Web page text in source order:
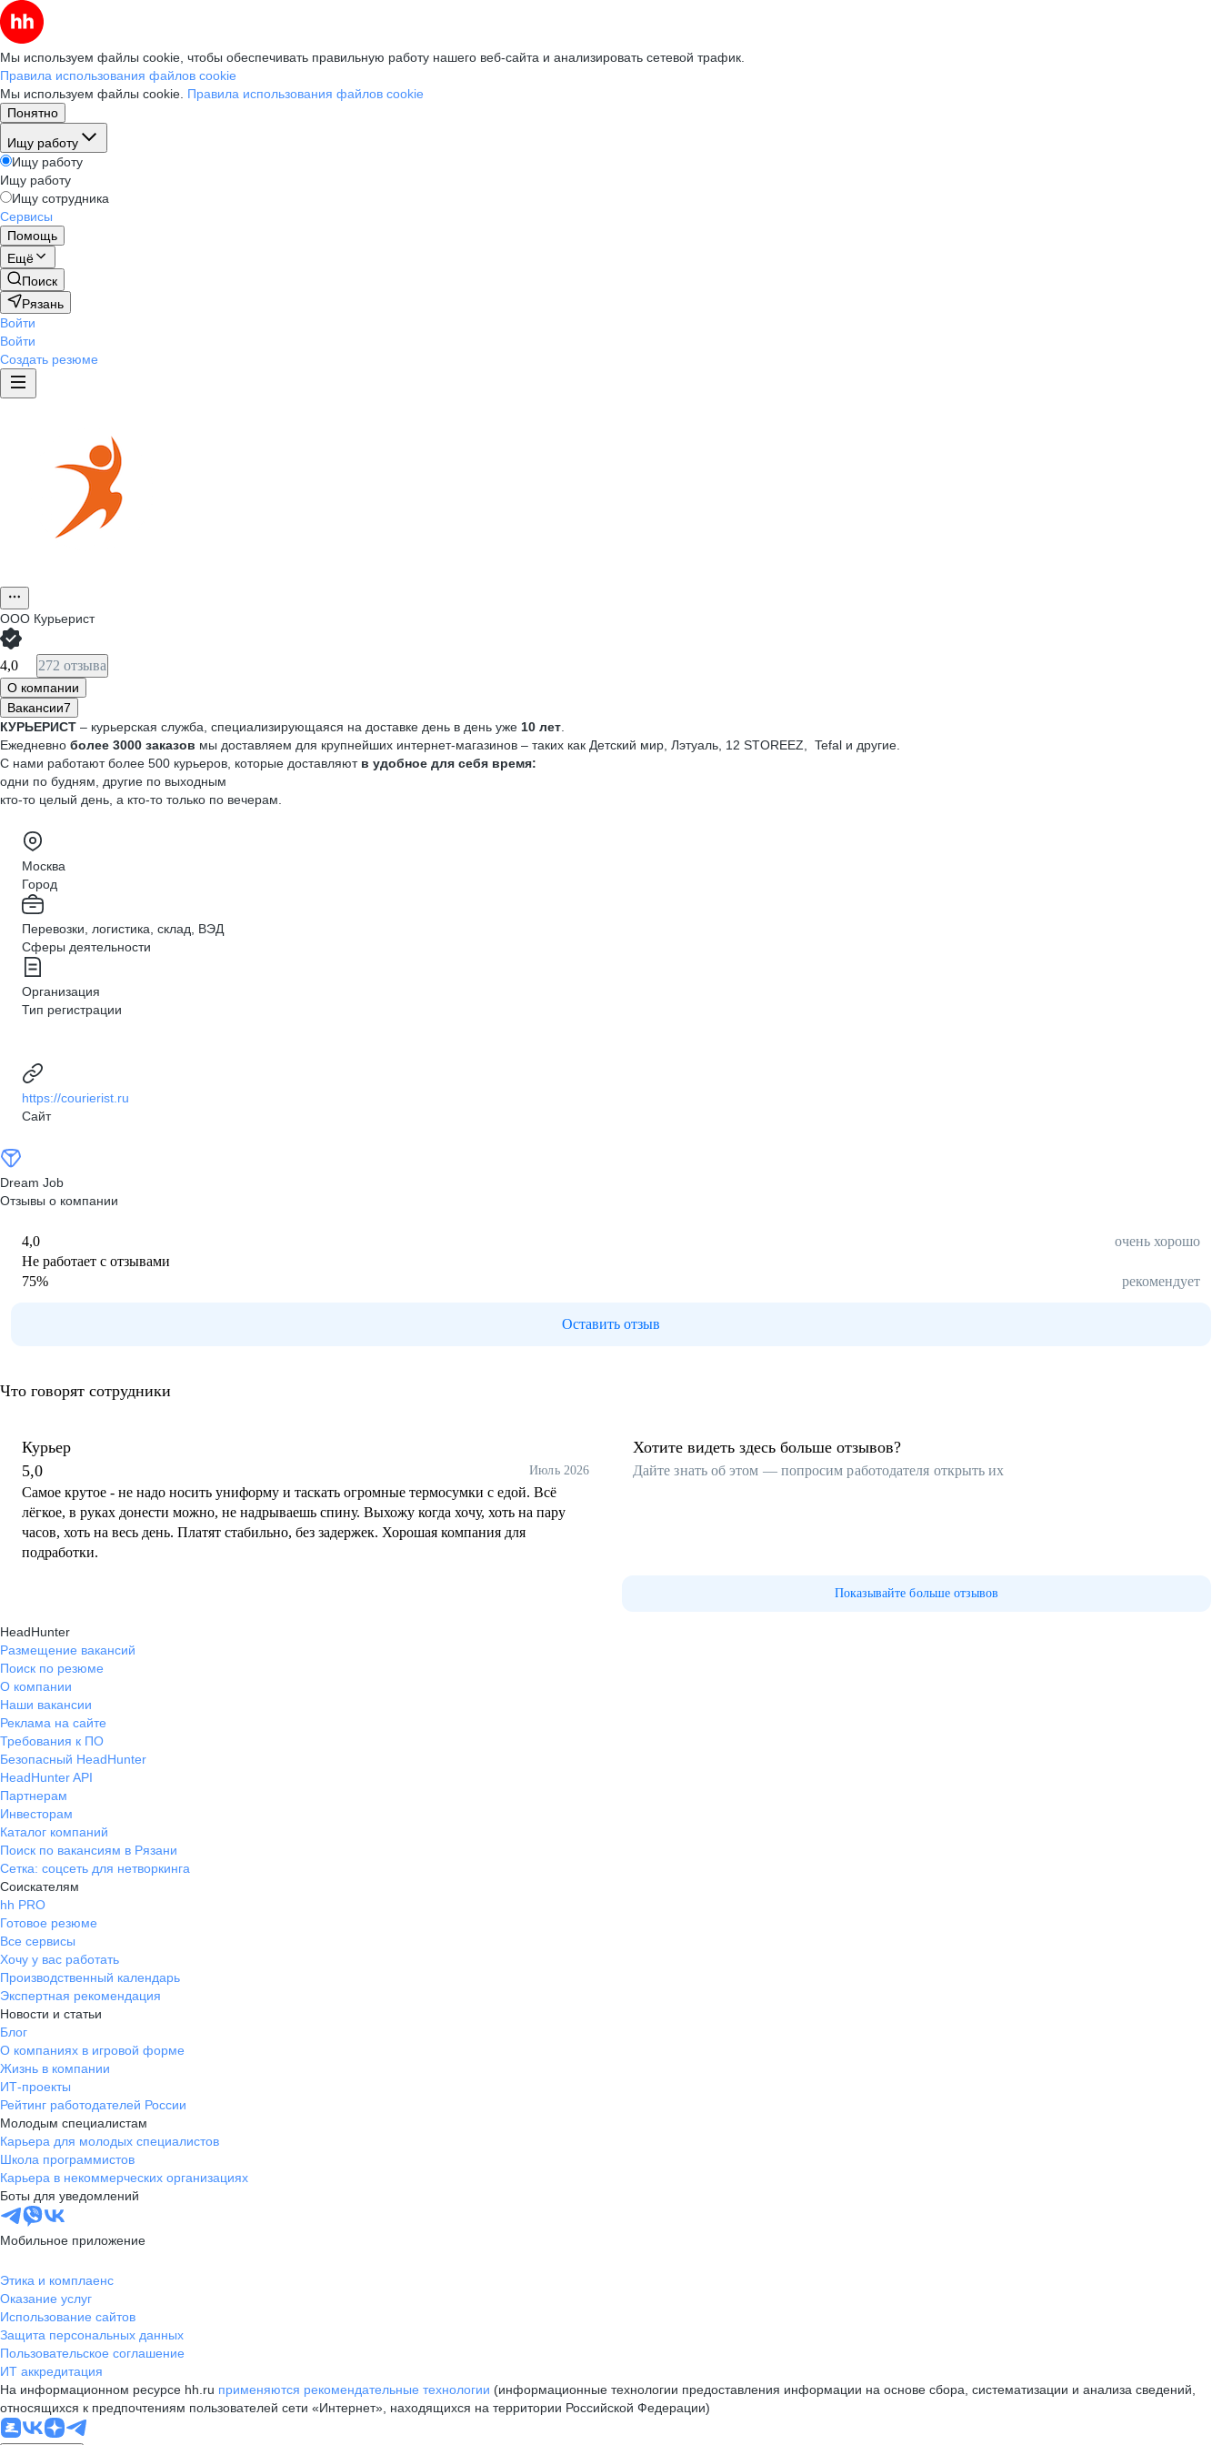
Мы используем файлы cookie, чтобы обеспечивать правильную работу нашего веб-сайта и анализировать сетевой трафик.
Правила использования файлов cookie
Мы используем файлы cookie. Правила использования файлов cookie
Понятно
Ищу работу
Ищу работу
Ищу работу
Ищу сотрудника
Сервисы
Помощь
Ещё
Поиск
Рязань
Войти
Войти
Создать резюме
ООО Курьерист
4,0 272 отзыва
О компании
Вакансии7
КУРЬЕРИСТ – курьерская служба, специализирующаяся на доставке день в день уже 10 лет
Ежедневно более 3000 заказов мы доставляем для крупнейших интернет-магазинов – таких как Детский мир, Лэтуаль, 12 STOREEZ, Tefal и другие.
С нами работают более 500 курьеров, которые доставляют в удобное для себя время:
одни по будням, другие по выходным
кто-то целый день, а кто-то только по вечерам.
Москва
Город
Перевозки, логистика, склад, ВЭД
Сферы деятельности
Организация
Тип регистрации
https://courierist.ru
Сайт
Dream Job
Отзывы о компании
4,0
очень хорошо
Не работает с отзывами
75% рекомендует
Оставить отзыв
Что говорят сотрудники
Курьер
5,0
Июль 2026
Самое крутое - не надо носить униформу и таскать огромные термосумки с едой. Всё
лёгкое, в руках донести можно, не надрываешь спину. Выхожу когда хочу, хоть на пару
часов, хоть на весь день. Платят стабильно, без задержек. Хорошая компания для
подработки.
Хотите видеть здесь больше отзывов?
Дайте знать об этом — попросим работодателя открыть их
Показывайте больше отзывов
HeadHunter
Размещение вакансий
Поиск по резюме
О компании
Наши вакансии
Реклама на сайте
Требования к ПО
Безопасный HeadHunter
HeadHunter API
Партнерам
Инвесторам
Каталог компаний
Поиск по вакансиям в Рязани
Сетка: соцсеть для нетворкинга
Соискателям
hh PRO
Готовое резюме
Все сервисы
Хочу у вас работать
Производственный календарь
Экспертная рекомендация
Новости и статьи
Блог
О компаниях в игровой форме
Жизнь в компании
ИТ-проекты
Рейтинг работодателей России
Молодым специалистам
Карьера для молодых специалистов
Школа программистов
Карьера в некоммерческих организациях
Боты для уведомлений
Мобильное приложение
Этика и комплаенс
Оказание услуг
Использование сайтов
Защита персональных данных
Пользовательское соглашение
ИТ аккредитация
На информационном ресурсе hh.ru применяются рекомендательные технологии (информационные технологии предоставления информации на основе сбора, систематизации и анализа сведений,
относящихся к предпочтениям пользователей сети «Интернет», находящихся на территории Российской Федерации)